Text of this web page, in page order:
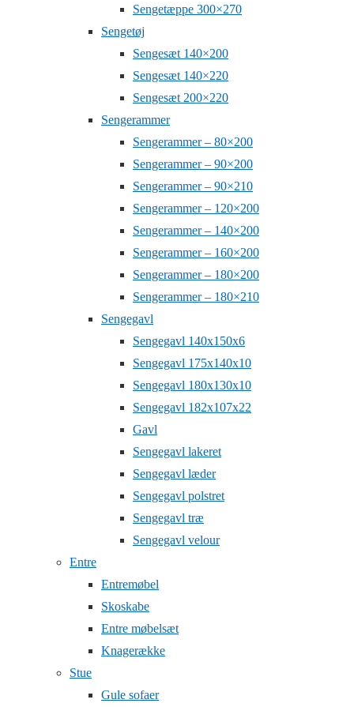
Sengetæppe 300×270
Sengetøj
Sengesæt 140×200
Sengesæt 140×220
Sengesæt 200×220
Sengerammer
Sengerammer – 80×200
Sengerammer – 90×200
Sengerammer – 90×210
Sengerammer – 120×200
Sengerammer – 140×200
Sengerammer – 160×200
Sengerammer – 180×200
Sengerammer – 180×210
Sengegavl
Sengegavl 140x150x6
Sengegavl 175x140x10
Sengegavl 180x130x10
Sengegavl 182x107x22
Gavl
Sengegavl lakeret
Sengegavl læder
Sengegavl polstret
Sengegavl træ
Sengegavl velour
Entre
Entremøbel
Skoskabe
Entre møbelsæt
Knagerække
Stue
Gule sofaer